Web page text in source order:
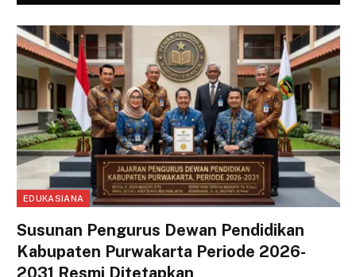
EDUKASIANA
Susunan Pengurus Dewan Pendidikan
Kabupaten Purwakarta Periode 2026-
2031 Resmi Ditetapkan